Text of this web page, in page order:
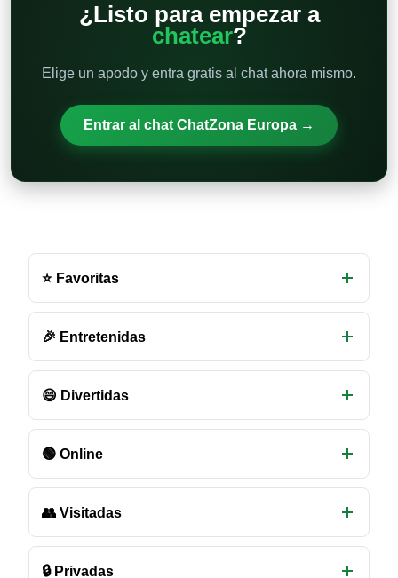
¿Listo para empezar a
chatear?
Elige un apodo y entra gratis al chat ahora mismo.
Entrar al chat ChatZona Europa →
de
chat
disponibles
⭐ Favoritas
🎉 Entretenidas
😄 Divertidas
🟢 Online
👥 Visitadas
🔒 Privadas